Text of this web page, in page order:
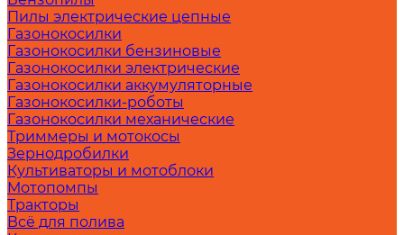
Пилы электрические цепные
Газонокосилки
Газонокосилки бензиновые
Газонокосилки электрические
Газонокосилки аккумуляторные
Газонокосилки-роботы
Газонокосилки механические
Триммеры и мотокосы
Зернодробилки
Культиваторы и мотоблоки
Мотопомпы
Тракторы
Всё для полива